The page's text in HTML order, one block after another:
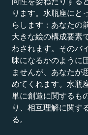
ります。水瓶座にと
らします：あなたの
大きな絵の構成要素
わされます。そのバ
昧になるかのように
ませんが、あなたが
めてくれます。水瓶
単に創造に関するも
り、相互理解に関す
る。